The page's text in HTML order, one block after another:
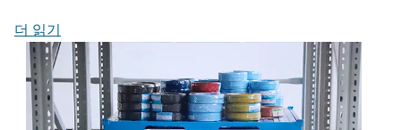
더 읽기